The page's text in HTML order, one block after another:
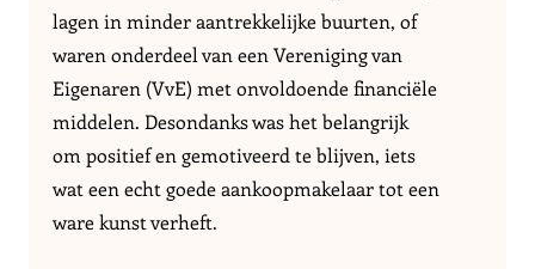
lagen in minder aantrekkelijke buurten, of
waren onderdeel van een Vereniging van
Eigenaren (VvE) met onvoldoende financiële
middelen. Desondanks was het belangrijk
om positief en gemotiveerd te blijven, iets
wat een echt goede aankoopmakelaar tot een
ware kunst verheft.